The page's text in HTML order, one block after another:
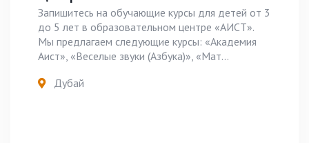
Запишитесь на обучающие курсы для детей от 3
до 5 лет в образовательном центре «АИСТ».
Мы предлагаем следующие курсы: «Академия
Аист», «Веселые звуки (Азбука)», «Мат...
Дубай